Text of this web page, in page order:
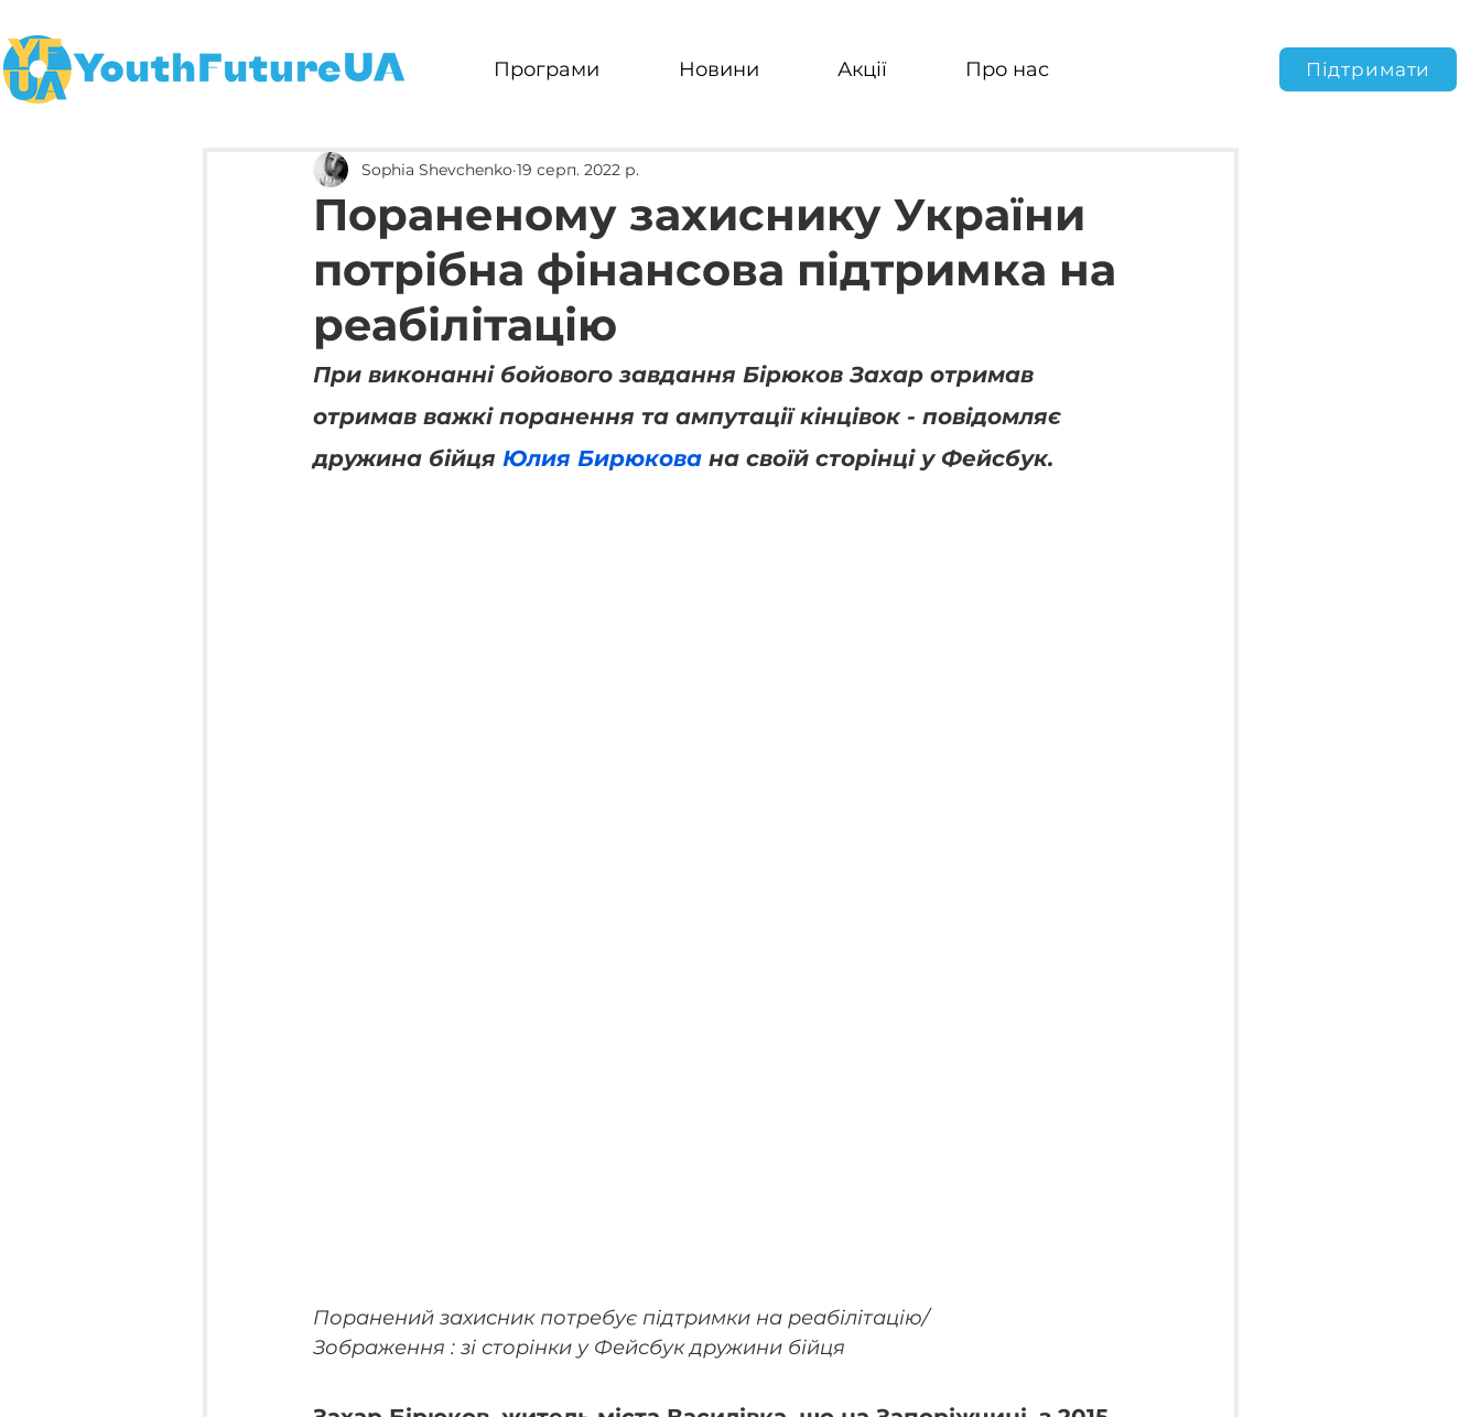
Програми Новини Акції Про нас Підтримати
Пораненому захиснику України
потрібна фінансова підтримка на
реабілітацію
Sophia Shevchenko 19 серп. 2022 р.
При виконанні бойового завдання Бірюков Захар отримав
отримав важкі поранення та ампутації кінцівок - повідомляє
дружина бійця Юлия Бирюкова на своїй сторінці у Фейсбук.
Поранений захисник потребує підтримки на реабілітацію/
Зображення : зі сторінки у Фейсбук дружини бійця